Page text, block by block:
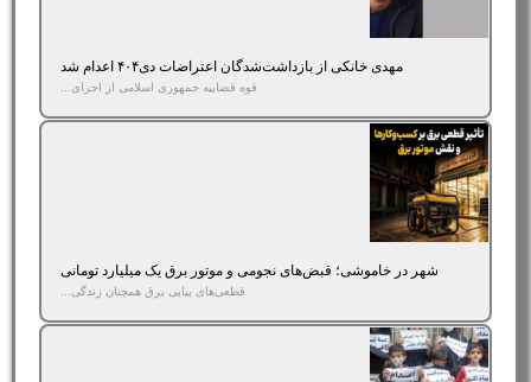
مهدی خانکی از بازداشت‌شدگان اعتراضات دی۴۰۴ اعدام شد
قوه قضاییه جمهوری اسلامی از اجرای...
شهر در خاموشی؛ قبض‌های نجومی و موتور برق یک میلیارد تومانی
قطعی‌های پیاپی برق همچنان زندگی...